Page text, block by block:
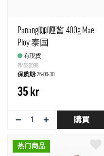
Panang咖喱酱 400g Mae
Ploy 泰国
有現貨
PMSS0098
保质期:26-09-30
35 kr
− + 購買
热门商品